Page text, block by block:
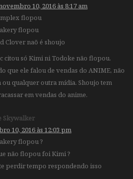
10, 2016 às 8:17 am
flopou
flopou
Clover naõ é shoujo
citou só Kimi ni Todoke não flopou.
que ele falou de vendas do ANIME, não
ou qualquer outra mídia. Shoujo tem
em vendas do anime.
Skywalker
10, 2016 às 12:03 pm
flopou ?
não flopou foi Kimi ?
perdir tempo respondendo isso